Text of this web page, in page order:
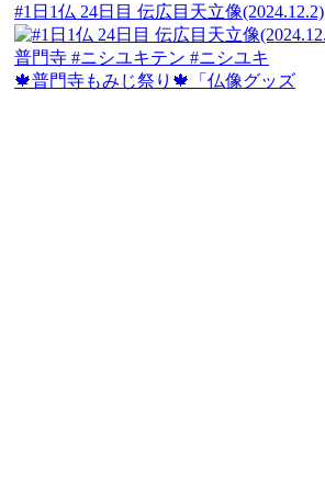
#1日1仏 24日目 伝広目天立像(2024.12.2)
🍁普門寺もみじ祭り🍁「仏像グッズ